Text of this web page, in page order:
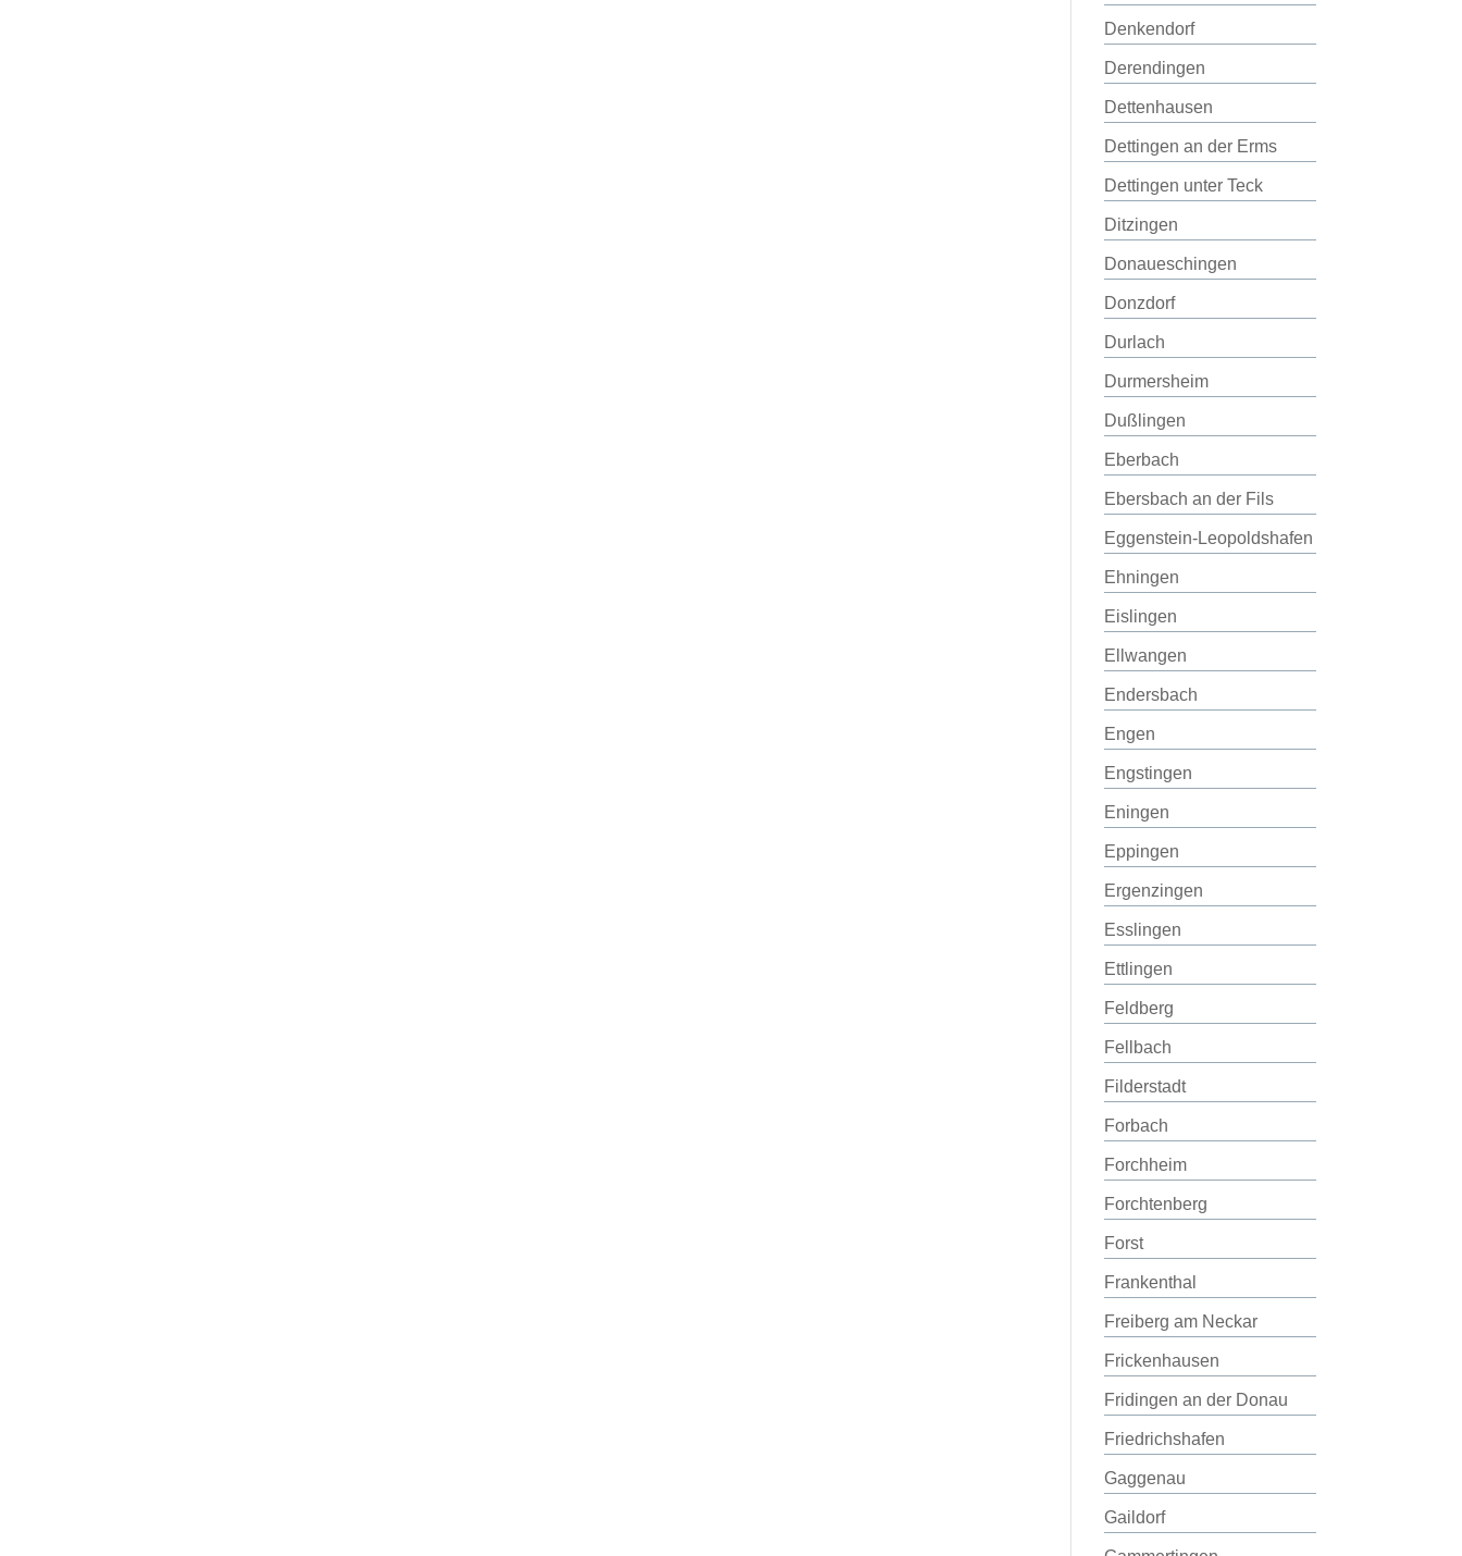
Denkendorf
Derendingen
Dettenhausen
Dettingen an der Erms
Dettingen unter Teck
Ditzingen
Donaueschingen
Donzdorf
Durlach
Durmersheim
Dußlingen
Eberbach
Ebersbach an der Fils
Eggenstein-Leopoldshafen
Ehningen
Eislingen
Ellwangen
Endersbach
Engen
Engstingen
Eningen
Eppingen
Ergenzingen
Esslingen
Ettlingen
Feldberg
Fellbach
Filderstadt
Forbach
Forchheim
Forchtenberg
Forst
Frankenthal
Freiberg am Neckar
Frickenhausen
Fridingen an der Donau
Friedrichshafen
Gaggenau
Gaildorf